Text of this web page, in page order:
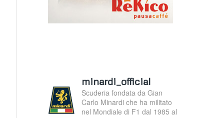
minardi_official
Scuderia fondata da Gian
Carlo Minardi che ha militato
nel Mondiale di F1 dal 1985 al